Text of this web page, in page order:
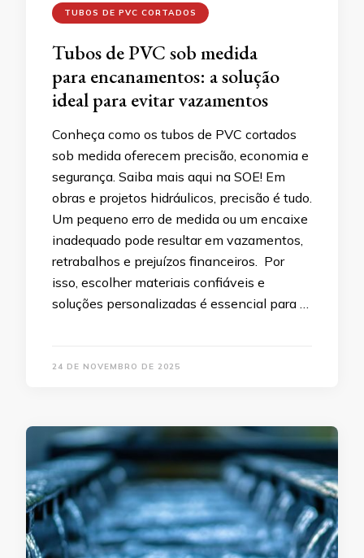
TUBOS DE PVC CORTADOS
Tubos de PVC sob medida
para encanamentos: a solução
ideal para evitar vazamentos
Conheça como os tubos de PVC cortados
sob medida oferecem precisão, economia e
segurança. Saiba mais aqui na SOE! Em
obras e projetos hidráulicos, precisão é tudo.
Um pequeno erro de medida ou um encaixe
inadequado pode resultar em vazamentos,
retrabalhos e prejuízos financeiros. Por
isso, escolher materiais confiáveis e
soluções personalizadas é essencial para …
24 DE NOVEMBRO DE 2025